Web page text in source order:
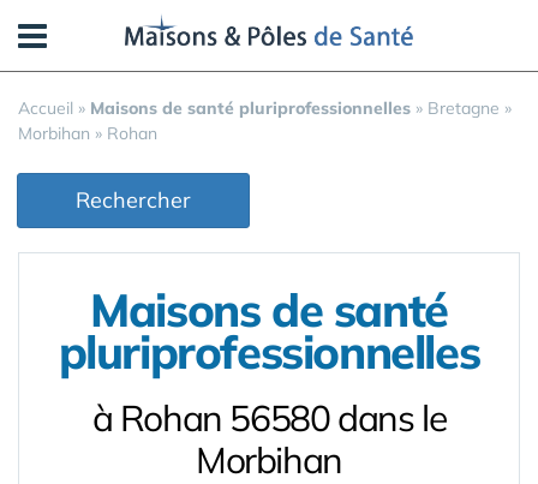
Accueil » Maisons de santé pluriprofessionnelles » Bretagne »
Morbihan » Rohan
Rechercher
Maisons de santé
pluriprofessionnelles
à Rohan 56580 dans le
Morbihan
Panneau de gestion des cookies